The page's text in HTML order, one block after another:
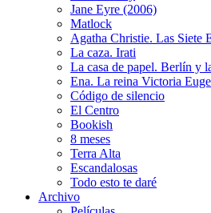
Jane Eyre (2006)
Matlock
Agatha Christie. Las Siete
La caza. Irati
La casa de papel. Berlín y
Ena. La reina Victoria
Código de silencio
El Centro
Bookish
8 meses
Terra Alta
Escandalosas
Todo esto te daré
Archivo